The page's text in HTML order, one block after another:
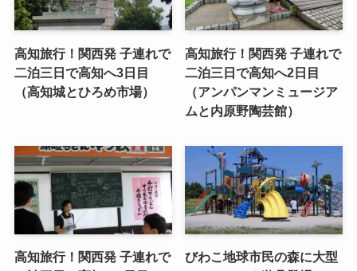
高知旅行！関西発 子連れで
二泊三日で高知へ3日目
（高知城とひろめ市場）
高知旅行！関西発 子連れで
二泊三日で高知へ2日目
（アンパンマンミュージア
ムと内原野陶芸館）
高知旅行！関西発 子連れで
びわこ地球市民の森に大型